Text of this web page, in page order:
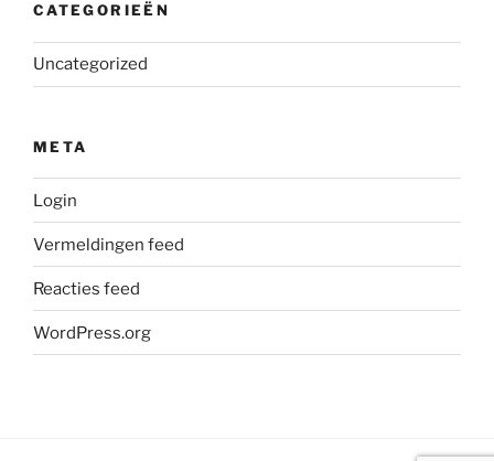
CATEGORIEËN
Uncategorized
META
Login
Vermeldingen feed
Reacties feed
WordPress.org